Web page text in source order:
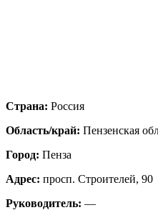
Страна: Россия
Область/край: Пензенская
Город: Пенза
Адрес: просп. Строителей, 90
Руководитель: —